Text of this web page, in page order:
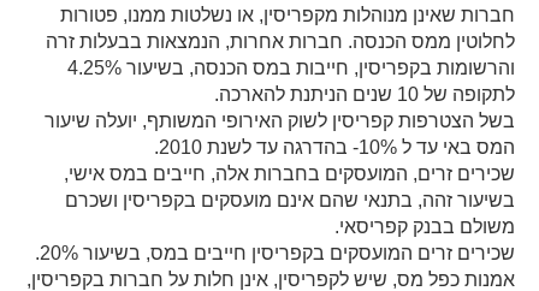
חברות שאינן מנוהלות מקפריסין, או נשלטות ממנו, פטורות
לחלוטין ממס הכנסה. חברות אחרות, הנמצאות בבעלות זרה
והרשומות בקפריסין, חייבות במס הכנסה, בשיעור 4.25%
לתקופה של 10 שנים הניתנת להארכה.
בשל הצטרפות קפריסין לשוק האירופי המשותף, יועלה שיעור
המס באי עד ל 10%- בהדרגה עד לשנת 2010.
שכירים זרים, המועסקים בחברות אלה, חייבים במס אישי,
בשיעור זהה, בתנאי שהם אינם מועסקים בקפריסין ושכרם
משולם בבנק קפריסאי.
שכירים זרים המועסקים בקפריסין חייבים במס, בשיעור 20%.
אמנות כפל מס, שיש לקפריסין, אינן חלות על חברות בקפריסין,